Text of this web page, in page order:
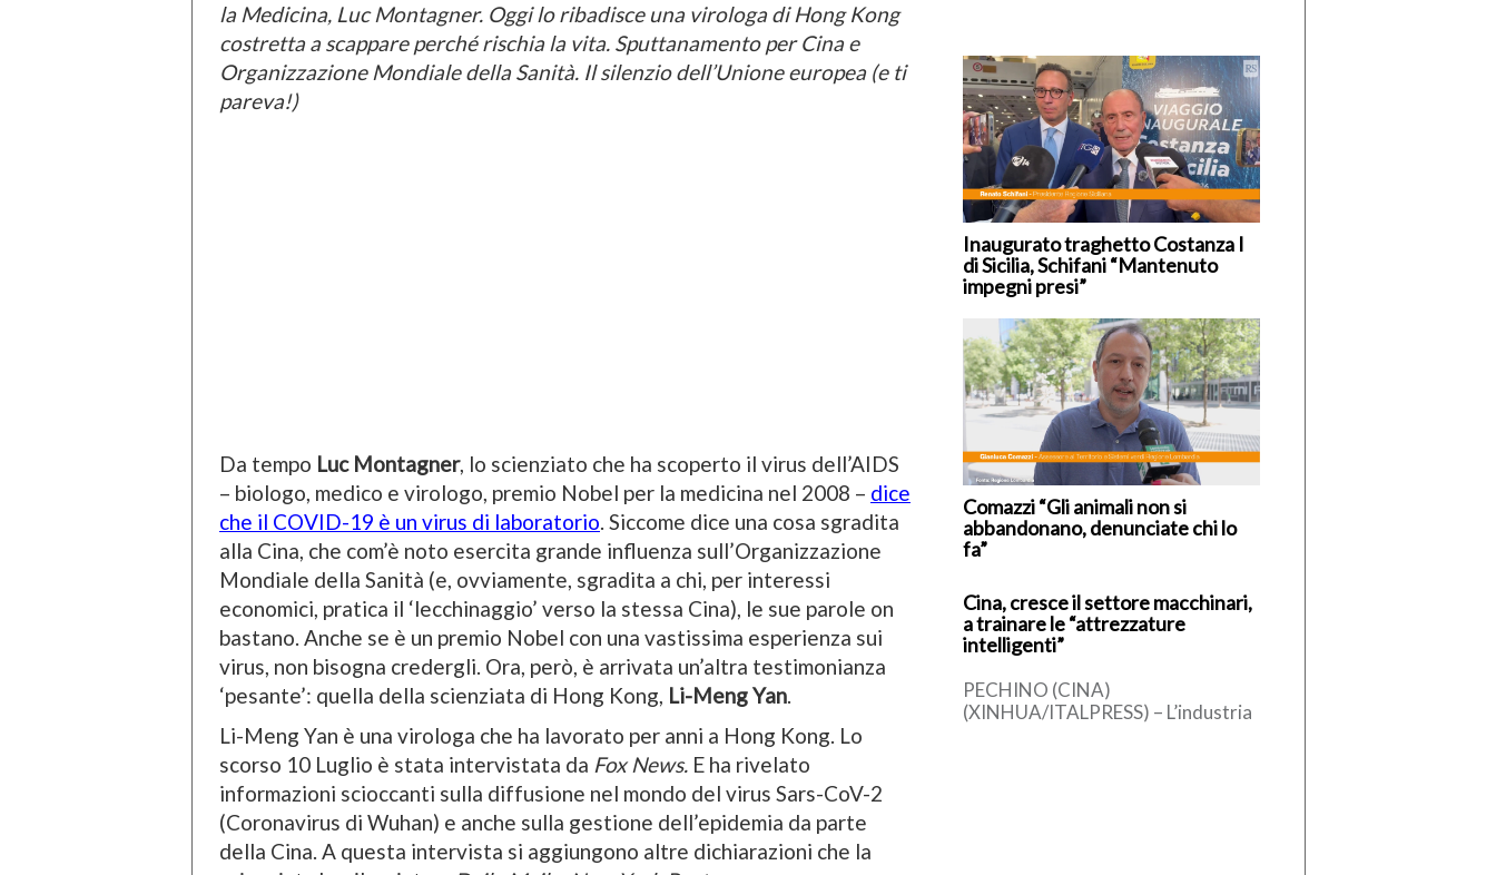
la Medicina, Luc Montagner. Oggi lo ribadisce una virologa di Hong Kong
costretta a scappare perché rischia la vita. Sputtanamento per Cina e
Organizzazione Mondiale della Sanità. Il silenzio dell’Unione europea (e ti
pareva!)
Da tempo Luc Montagner, lo scienziato che ha scoperto il virus dell’AIDS
– biologo, medico e virologo, premio Nobel per la medicina nel 2008 – dice
che il COVID-19 è un virus di laboratorio. Siccome dice una cosa sgradita
alla Cina, che com’è noto esercita grande influenza sull’Organizzazione
Mondiale della Sanità (e, ovviamente, sgradita a chi, per interessi
economici, pratica il ‘lecchinaggio’ verso la stessa Cina), le sue parole on
bastano. Anche se è un premio Nobel con una vastissima esperienza sui
virus, non bisogna credergli. Ora, però, è arrivata un’altra testimonianza
‘pesante’: quella della scienziata di Hong Kong, Li-Meng Yan.
Li-Meng Yan è una virologa che ha lavorato per anni a Hong Kong. Lo
scorso 10 Luglio è stata intervistata da Fox News. E ha rivelato
informazioni scioccanti sulla diffusione nel mondo del virus Sars-CoV-2
(Coronavirus di Wuhan) e anche sulla gestione dell’epidemia da parte
della Cina. A questa intervista si aggiungono altre dichiarazioni che la
Inaugurato traghetto Costanza I
di Sicilia, Schifani “Mantenuto
impegni presi”
Comazzi “Gli animali non si
abbandonano, denunciate chi lo
fa”
Cina, cresce il settore macchinari,
a trainare le “attrezzature
intelligenti”
PECHINO (CINA)
(XINHUA/ITALPRESS) – L’industria